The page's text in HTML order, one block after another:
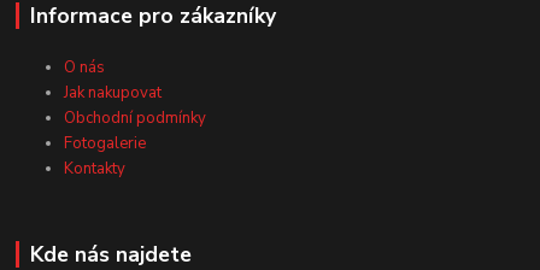
Informace pro zákazníky
O nás
Jak nakupovat
Obchodní podmínky
Fotogalerie
Kontakty
Kde nás najdete